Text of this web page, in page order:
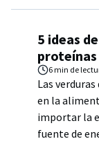
5 ideas
proteínas
6 min de
Las
en la
importar la
fuente de